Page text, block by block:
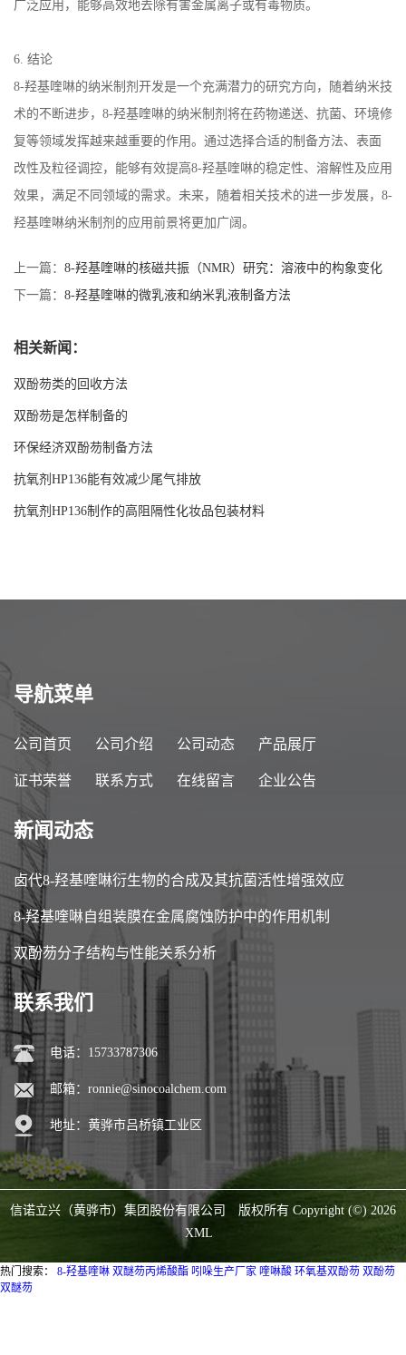
广泛应用，能够高效地去除有害金属离子或有毒物质。
6. 结论
8-羟基喹啉的纳米制剂开发是一个充满潜力的研究方向，随着纳米技
术的不断进步， 8-羟基喹啉的纳米制剂将在药物递送、抗菌、环境修
复等领域发挥越来越重要的作用。通过选择合适的制备方法、表面
改性及粒径调控，能够有效提高8-羟基喹啉的稳定性、溶解性及应用
效果，满足不同领域的需求。未来，随着相关技术的进一步发展， 8-
羟基喹啉纳米制剂的应用前景将更加广阔。
上一篇： 8-羟基喹啉的核磁共振（NMR）研究：溶液中的构象变化
与氢键作用
下一篇： 8-羟基喹啉的微乳液和纳米乳液制备方法
相关新闻：
双酚芴类的回收方法
双酚芴是怎样制备的
环保经济双酚芴制备方法
抗氧剂HP136能有效减少尾气排放
抗氧剂HP136制作的高阻隔性化妆品包装材料
导航菜单
公司首页 公司介绍 公司动态 产品展厅
证书荣誉 联系方式 在线留言 企业公告
新闻动态
卤代8-羟基喹啉衍生物的合成及其抗菌活性增强效应
8-羟基喹啉自组装膜在金属腐蚀防护中的作用机制
双酚芴分子结构与性能关系分析
联系我们
电话：15733787306
邮箱： ronnie@sinocoalchem.com
地址：黄骅市吕桥镇工业区
信诺立兴（黄骅市）集团股份有限公司
版权所有 Copyright (©) 2026
XML
热门搜索： 8-羟基喹啉 双醚芴丙烯酸酯 吲哚生产厂家 喹啉酸 环氧基双酚芴 双酚芴
双醚芴